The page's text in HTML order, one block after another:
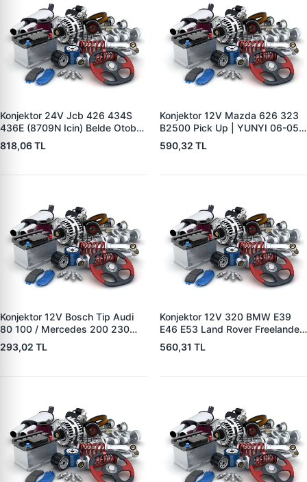
Konjektor 24V Jcb 426 434S
436E (8709N Icin) Belde Otobüs
Y.M. | YUNYI 01-034 | OEM 714
40388
818,06 TL
Konjektor 12V Mazda 626 323
B2500 Pick Up | YUNYI 06-050
| OEM 23127VB310
231150V010
590,32 TL
Konjektor 12V Bosch Tip Audi
80 100 / Mercedes 200 230
250 / BMW | YUNYI 04-080 |
OEM A0021545806
293,02 TL
Konjektor 12V 320 BMW E39
E46 E53 Land Rover Freelander
2.0 TD4 | YUNYI 08-033 | OEM
12317501749 12317792094
560,31 TL